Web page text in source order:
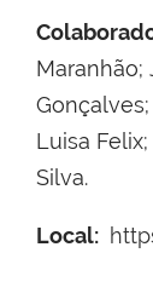
Maranhão;
Luisa
Silva.
Local: